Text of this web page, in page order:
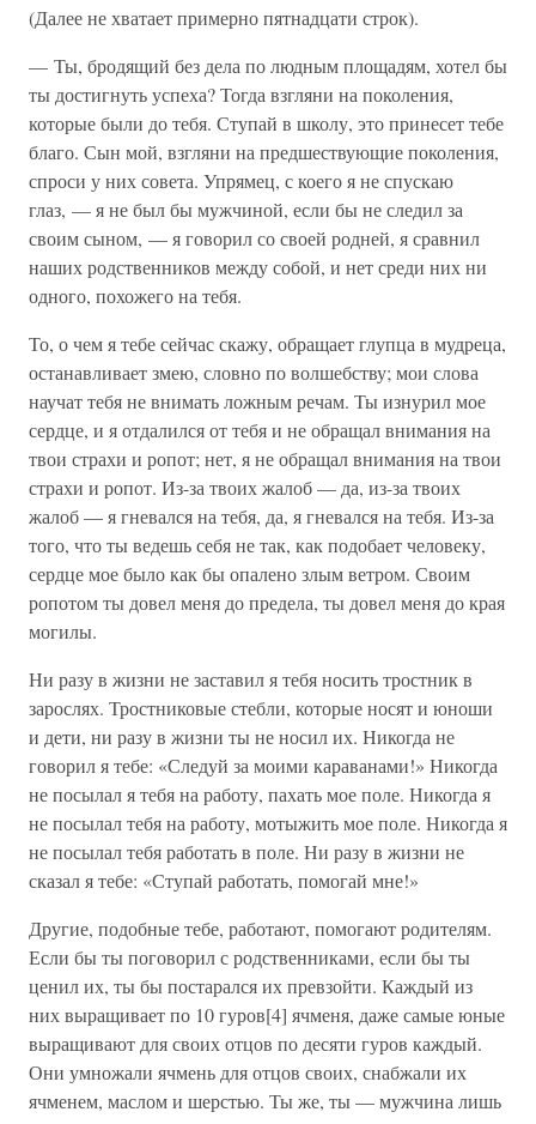
(Далее не хватает примерно пятнадцати строк).
— Ты, бродящий без дела по людным площадям, хотел бы
ты достигнуть успеха? Тогда взгляни на поколения,
которые были до тебя. Ступай в школу, это принесет тебе
благо. Сын мой, взгляни на предшествующие поколения,
спроси у них совета. Упрямец, с коего я не спускаю
глаз, — я не был бы мужчиной, если бы не следил за
своим сыном, — я говорил со своей родней, я сравнил
наших родственников между собой, и нет среди них ни
одного, похожего на тебя.
То, о чем я тебе сейчас скажу, обращает глупца в мудреца,
останавливает змею, словно по волшебству; мои слова
научат тебя не внимать ложным речам. Ты изнурил мое
сердце, и я отдалился от тебя и не обращал внимания на
твои страхи и ропот; нет, я не обращал внимания на твои
страхи и ропот. Из-за твоих жалоб — да, из-за твоих
жалоб — я гневался на тебя, да, я гневался на тебя. Из-за
того, что ты ведешь себя не так, как подобает человеку,
сердце мое было как бы опалено злым ветром. Своим
ропотом ты довел меня до предела, ты довел меня до края
могилы.
Ни разу в жизни не заставил я тебя носить тростник в
зарослях. Тростниковые стебли, которые носят и юноши
и дети, ни разу в жизни ты не носил их. Никогда не
говорил я тебе: «Следуй за моими караванами!» Никогда
не посылал я тебя на работу, пахать мое поле. Никогда я
не посылал тебя на работу, мотыжить мое поле. Никогда я
не посылал тебя работать в поле. Ни разу в жизни не
сказал я тебе: «Ступай работать, помогай мне!»
Другие, подобные тебе, работают, помогают родителям.
Если бы ты поговорил с родственниками, если бы ты
ценил их, ты бы постарался их превзойти. Каждый из
них выращивает по 10 гуров[4] ячменя, даже самые юные
выращивают для своих отцов по десяти гуров каждый.
Они умножали ячмень для отцов своих, снабжали их
ячменем, маслом и шерстью. Ты же, ты — мужчина лишь